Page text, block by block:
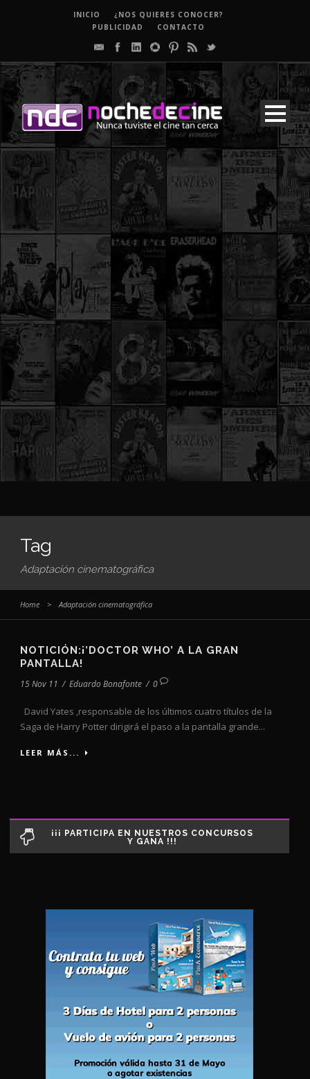
INICIO
¿NOS QUIERES CONOCER?
PUBLICIDAD
CONTACTO
Tag
Adaptación cinematográfica
Home > Adaptación cinematográfica
NOTICIÓN:¡’DOCTOR WHO’ A LA GRAN
PANTALLA!
15 Nov 11 / Eduardo Bonafonte / 0
David Yates ,responsable de los últimos cuatro títulos de la
Saga de Harry Potter dirigirá el paso a la pantalla grande...
LEER MÁS...
¡¡¡ PARTICIPA EN NUESTROS CONCURSOS
Y GANA !!!